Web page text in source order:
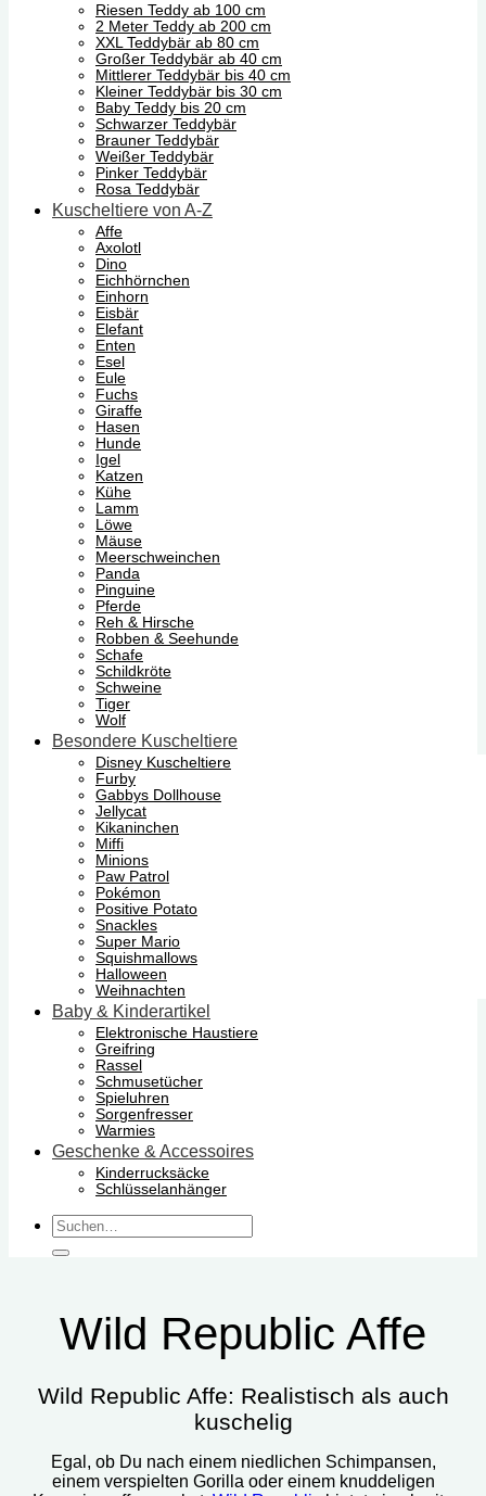
Riesen Teddy ab 100 cm
2 Meter Teddy ab 200 cm
XXL Teddybär ab 80 cm
Großer Teddybär ab 40 cm
Mittlerer Teddybär bis 40 cm
Kleiner Teddybär bis 30 cm
Baby Teddy bis 20 cm
Schwarzer Teddybär
Brauner Teddybär
Weißer Teddybär
Pinker Teddybär
Rosa Teddybär
Kuscheltiere von A-Z
Affe
Axolotl
Dino
Eichhörnchen
Einhorn
Eisbär
Elefant
Enten
Esel
Eule
Fuchs
Giraffe
Hasen
Hunde
Igel
Katzen
Kühe
Lamm
Löwe
Mäuse
Meerschweinchen
Panda
Pinguine
Pferde
Reh & Hirsche
Robben & Seehunde
Schafe
Schildkröte
Schweine
Tiger
Wolf
Besondere Kuscheltiere
Disney Kuscheltiere
Furby
Gabbys Dollhouse
Jellycat
Kikaninchen
Miffi
Minions
Paw Patrol
Pokémon
Positive Potato
Snackles
Super Mario
Squishmallows
Halloween
Weihnachten
Baby & Kinderartikel
Elektronische Haustiere
Greifring
Rassel
Schmusetücher
Spieluhren
Sorgenfresser
Warmies
Geschenke & Accessoires
Kinderrucksäcke
Schlüsselanhänger
Suchen
nach:
Wild Republic Affe
Wild Republic Affe: Realistisch als auch
kuschelig
Egal, ob Du nach einem niedlichen Schimpansen,
einem verspielten Gorilla oder einem knuddeligen